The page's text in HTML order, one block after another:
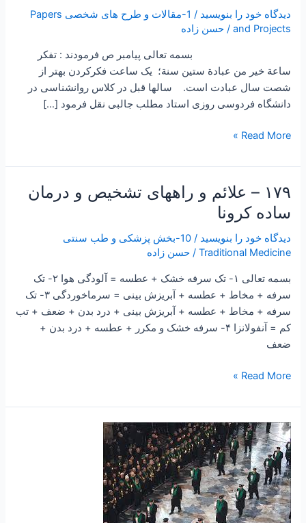
دیدگاه‌ خود را بنویسید /
1-مقالات و طرح های شخصی Papers
and Projects
/حسن زاده
بسمه تعالی پیامبر ص فرمودند : تفكر
ساعة خير من عبادة ستين سنة؛ یک ساعت فکرکردن بهتر از
شصت سال عبادت است. سالها قبل در کلاس روانشناسی در
دانشگاه فردوسی روزی استاد مطلب جالبی نقل فرمود […]
Read More »
۱۷۹ – علائم و راههای تشخیص و درمان
ساده کرونا
دیدگاه‌ خود را بنویسید /
10-بخش پزشکی و طب سنتی
Traditional Medicine
/حسن زاده
بسمه تعالی ۱- تک سرفه خشک + عطسه = آلودگی هوا ۲- تک
سرفه + مخاط + عطسه + آبریزش بینی = سرماخوردگی ۳- تک
سرفه + مخاط + عطسه + آبریزش بینی + درد بدن + ضعف + تب
کم = آنفولانزا ۴- سرفه خشک و مکرر + عطسه + درد بدن +
ضعف
۱۷۹
علائم
و
راههای
درمان
ساده
کرونا
Read More »
۱۷۶
–
ساعتی
تفکر
۵۱
”